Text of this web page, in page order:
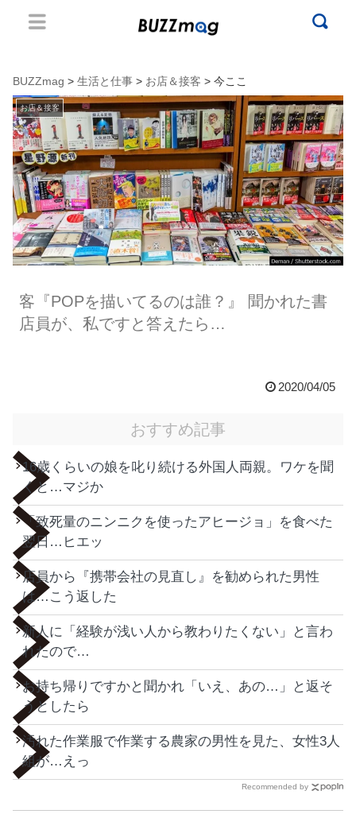
BUZZmag > 生活と仕事 > お店＆接客 > 今ここ
お店＆接客
客『POPを描いてるのは誰？』 聞かれた書
店員が、私ですと答えたら…
2020/04/05
おすすめ記事
16歳くらいの娘を叱り続ける外国人両親。ワケを聞
くと…マジか
「致死量のニンニクを使ったアヒージョ」を食べた
翌日…ヒエッ
店員から『携帯会社の見直し』を勧められた男性
は…こう返した
新人に「経験が浅い人から教わりたくない」と言わ
れたので…
お持ち帰りですかと聞かれ「いえ、あの…」と返そ
うとしたら
汚れた作業服で作業する農家の男性を見た、女性3人
組が…えっ
Recommended by